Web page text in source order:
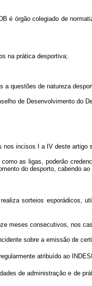
é órgão colegiado de
na prática desportiva;
a questões de natureza
de Desenvolvimento do
incisos I a IV deste artigo
as ligas, poderão
do desporto, cabendo
sorteios esporádicos,
meses consecutivos, nos
sobre a emissão de
atribuído ao
de administração e de